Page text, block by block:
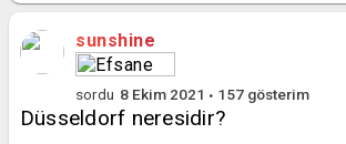
sunshine
sordu 8 Ekim 2021 157 gösterim
Düsseldorf neresidir?